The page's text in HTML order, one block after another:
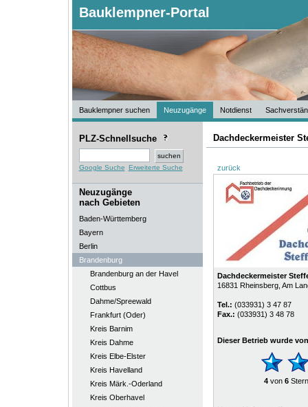
Bauklempner-Portal
Bauklempner suchen Neuzugänge Notdienst
PLZ-Schnellsuche
Google Suche Erweiterte Suche
Neuzugänge
nach Gebieten
Baden-Württemberg
Bayern
Berlin
Brandenburg
Brandenburg an der Havel
Cottbus
Dahme/Spreewald
Frankfurt (Oder)
Kreis Barnim
Kreis Dahme
Kreis Elbe-Elster
Kreis Havelland
Kreis Märk.-Oderland
Kreis Oberhavel
Dachdeckermeister
zurück
Dachdeckermeister
16831 Rheinsberg, Am
Tel.: (033931) 3 47 87
Fax.: (033931) 3 48 78
Dieser Betrieb wurde
4von 6